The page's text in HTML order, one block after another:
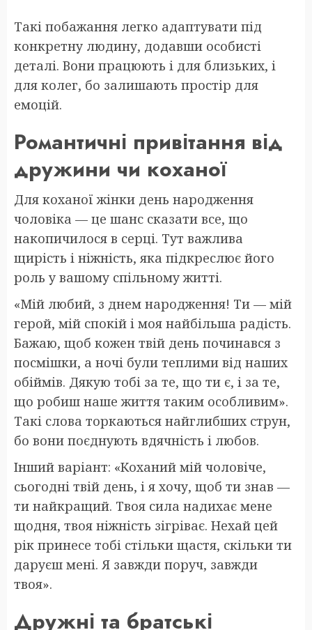
Такі побажання легко адаптувати під
конкретну людину, додавши особисті
деталі. Вони працюють і для близьких, і
для колег, бо залишають простір для
емоцій.
Романтичні привітання від
дружини чи коханої
Для коханої жінки день народження
чоловіка — це шанс сказати все, що
накопичилося в серці. Тут важлива
щирість і ніжність, яка підкреслює його
роль у вашому спільному житті.
«Мій любий, з днем народження! Ти — мій
герой, мій спокій і моя найбільша радість.
Бажаю, щоб кожен твій день починався з
посмішки, а ночі були теплими від наших
обіймів. Дякую тобі за те, що ти є, і за те,
що робиш наше життя таким особливим».
Такі слова торкаються найглибших струн,
бо вони поєднують вдячність і любов.
Інший варіант: «Коханий мій чоловіче,
сьогодні твій день, і я хочу, щоб ти знав —
ти найкращий. Твоя сила надихає мене
щодня, твоя ніжність зігріває. Нехай цей
рік принесе тобі стільки щастя, скільки ти
даруєш мені. Я завжди поруч, завжди
твоя».
Дружні та братські